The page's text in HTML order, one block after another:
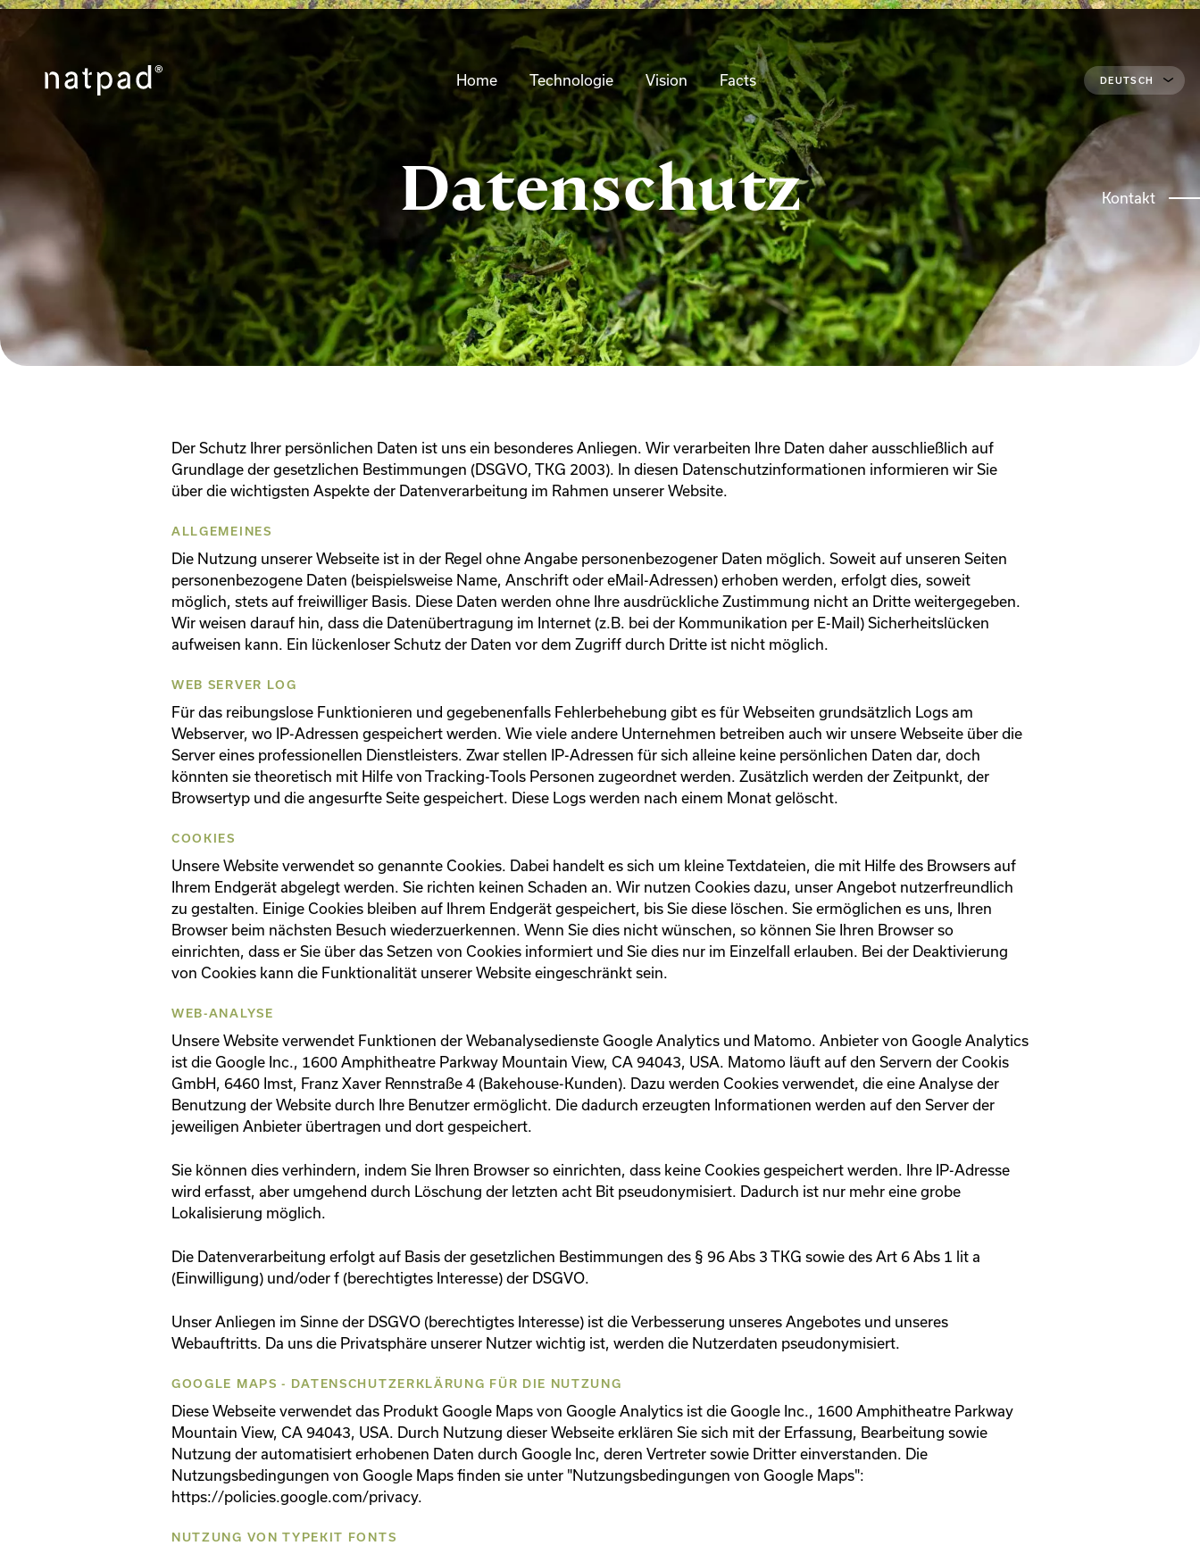
Home Technologie Vision Facts DEUTSCH
Datenschutz Kontakt
Der Schutz Ihrer persönlichen Daten ist uns ein besonderes Anliegen. Wir verarbeiten Ihre Daten daher ausschließlich auf
Grundlage der gesetzlichen Bestimmungen (DSGVO, TKG 2003). In diesen Datenschutzinformationen informieren wir Sie
über die wichtigsten Aspekte der Datenverarbeitung im Rahmen unserer Website.
ALLGEMEINES
Die Nutzung unserer Webseite ist in der Regel ohne Angabe personenbezogener Daten möglich. Soweit auf unseren Seiten
personenbezogene Daten (beispielsweise Name, Anschrift oder eMail-Adressen) erhoben werden, erfolgt dies, soweit
möglich, stets auf freiwilliger Basis. Diese Daten werden ohne Ihre ausdrückliche Zustimmung nicht an Dritte weitergegeben.
Wir weisen darauf hin, dass die Datenübertragung im Internet (z.B. bei der Kommunikation per E-Mail) Sicherheitslücken
aufweisen kann. Ein lückenloser Schutz der Daten vor dem Zugriff durch Dritte ist nicht möglich.
WEB SERVER LOG
Für das reibungslose Funktionieren und gegebenenfalls Fehlerbehebung gibt es für Webseiten grundsätzlich Logs am
Webserver, wo IP-Adressen gespeichert werden. Wie viele andere Unternehmen betreiben auch wir unsere Webseite über die
Server eines professionellen Dienstleisters. Zwar stellen IP-Adressen für sich alleine keine persönlichen Daten dar, doch
könnten sie theoretisch mit Hilfe von Tracking-Tools Personen zugeordnet werden. Zusätzlich werden der Zeitpunkt, der
Browsertyp und die angesurfte Seite gespeichert. Diese Logs werden nach einem Monat gelöscht.
COOKIES
Unsere Website verwendet so genannte Cookies. Dabei handelt es sich um kleine Textdateien, die mit Hilfe des Browsers auf
Ihrem Endgerät abgelegt werden. Sie richten keinen Schaden an. Wir nutzen Cookies dazu, unser Angebot nutzerfreundlich
zu gestalten. Einige Cookies bleiben auf Ihrem Endgerät gespeichert, bis Sie diese löschen. Sie ermöglichen es uns, Ihren
Browser beim nächsten Besuch wiederzuerkennen. Wenn Sie dies nicht wünschen, so können Sie Ihren Browser so
einrichten, dass er Sie über das Setzen von Cookies informiert und Sie dies nur im Einzelfall erlauben. Bei der Deaktivierung
von Cookies kann die Funktionalität unserer Website eingeschränkt sein.
WEB-ANALYSE
Unsere Website verwendet Funktionen der Webanalysedienste Google Analytics und Matomo. Anbieter von Google Analytics
ist die Google Inc., 1600 Amphitheatre Parkway Mountain View, CA 94043, USA. Matomo läuft auf den Servern der Cookis
GmbH, 6460 Imst, Franz Xaver Rennstraße 4 (Bakehouse-Kunden). Dazu werden Cookies verwendet, die eine Analyse der
Benutzung der Website durch Ihre Benutzer ermöglicht. Die dadurch erzeugten Informationen werden auf den Server der
jeweiligen Anbieter übertragen und dort gespeichert.
Sie können dies verhindern, indem Sie Ihren Browser so einrichten, dass keine Cookies gespeichert werden. Ihre IP-Adresse
wird erfasst, aber umgehend durch Löschung der letzten acht Bit pseudonymisiert. Dadurch ist nur mehr eine grobe
Lokalisierung möglich.
Die Datenverarbeitung erfolgt auf Basis der gesetzlichen Bestimmungen des § 96 Abs 3 TKG sowie des Art 6 Abs 1 lit a
(Einwilligung) und/oder f (berechtigtes Interesse) der DSGVO.
Unser Anliegen im Sinne der DSGVO (berechtigtes Interesse) ist die Verbesserung unseres Angebotes und unseres
Webauftritts. Da uns die Privatsphäre unserer Nutzer wichtig ist, werden die Nutzerdaten pseudonymisiert.
GOOGLE MAPS - DATENSCHUTZERKLÄRUNG FÜR DIE NUTZUNG
Diese Webseite verwendet das Produkt Google Maps von Google Analytics ist die Google Inc., 1600 Amphitheatre Parkway
Mountain View, CA 94043, USA. Durch Nutzung dieser Webseite erklären Sie sich mit der Erfassung, Bearbeitung sowie
Nutzung der automatisiert erhobenen Daten durch Google Inc, deren Vertreter sowie Dritter einverstanden. Die
Nutzungsbedingungen von Google Maps finden sie unter "Nutzungsbedingungen von Google Maps":
https://policies.google.com/privacy.
NUTZUNG VON TYPEKIT FONTS